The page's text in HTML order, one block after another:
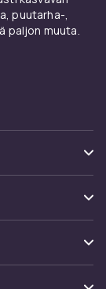
puutarha-,
paljon muuta.